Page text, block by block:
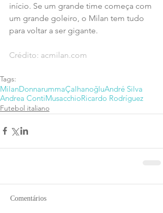
início. Se um grande time começa com
um grande goleiro, o Milan tem tudo
para voltar a ser gigante.
Crédito: acmilan.com
Tags:
MilanDonnarummaÇalhanoğluAndré Silva
Andrea ContiMusacchioRicardo Rodríguez
Futebol italiano
Comentários